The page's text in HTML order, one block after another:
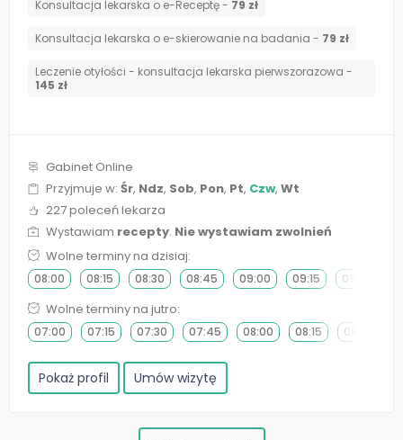
Konsultacja lekarska o e-Receptę - 79 zł
Konsultacja lekarska o e-skierowanie na badania - 79 zł
Leczenie otyłości - konsultacja lekarska pierwszorazowa -
145 zł
Gabinet Online
Przyjmuje w: Śr, Ndz, Sob, Pon, Pt, Czw, Wt
227 poleceń lekarza
Wystawiam recepty. Nie wystawiam zwolnień
Wolne terminy na dzisiaj:
08:00 08:15 08:30 08:45 09:00 09:15 09:30
Wolne terminy na jutro:
07:00 07:15 07:30 07:45 08:00 08:15 08:30
Pokaż profil Umów wizytę